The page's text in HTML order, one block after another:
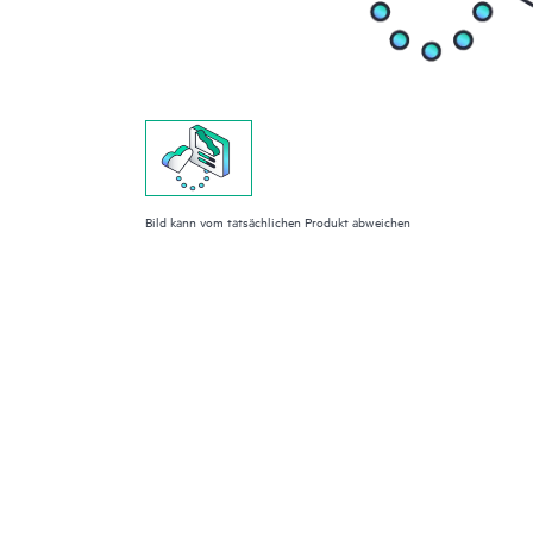
Bild kann vom tatsächlichen Produkt abweichen